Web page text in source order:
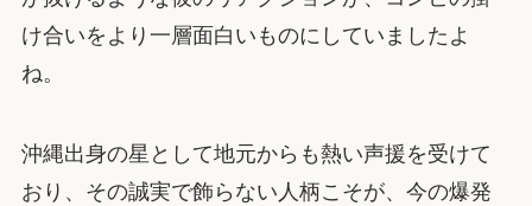
け合いをより一層面白いものにしていましたよ
ね。
沖縄出身の星として地元からも熱い声援を受けて
おり、その誠実で飾らない人柄こそが、今の爆発